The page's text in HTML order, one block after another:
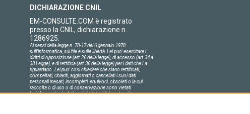
DICHIARAZIONE CNIL
EM-CONSULTE.COM è registrato
presso la CNIL, dichiarazione n.
1286925.
Ai sensi della legge n. 78-17 del 6 gennaio 1978
sull'informatica, sui file e sulle libertà, Lei puo' esercitare i
diritti di opposizione (art.26 della legge), di accesso (art.34 a
38 Legge), e di rettifica (art.36 della legge) per i dati che La
riguardano. Lei puo' cosi chiedere che siano rettificati,
compeltati, chiariti, aggiornati o cancellati i suoi dati
personali inesati, incompleti, equivoci, obsoleti o la cui
raccolta o di uso o di conservazione sono vietati.
Le informazioni relative ai visitatori del nostro sito,